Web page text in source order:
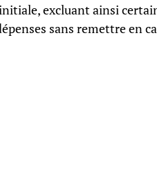
excluant ainsi
sans remettre en